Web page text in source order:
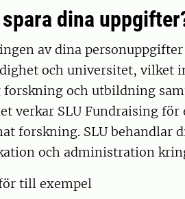
dina
av dina
och universitet, vilket
och utbildning
verkar SLU Fundraising för
forskning. SLU behandlar
och administration
till exempel